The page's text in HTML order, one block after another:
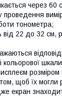
через
тонометра;
22 до 32 см,
кольорової
щоб їх
екран